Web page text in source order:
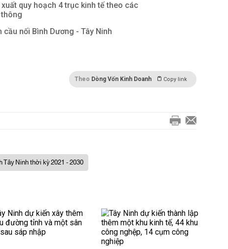
xuất quy hoạch 4 trục kinh tế theo các
cầu nối Bình Dương - Tây Ninh
Theo Dòng Vốn Kinh Doanh Copy link
Tây Ninh thời kỳ 2021 - 2030